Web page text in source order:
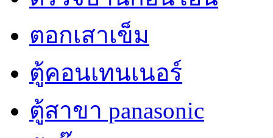
ตอกเสาเข็ม
ตู้คอนเทนเนอร์
ตู้สาขา panasonic